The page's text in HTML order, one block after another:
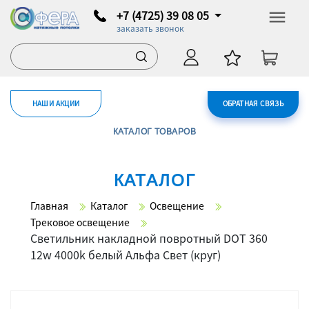
+7 (4725) 39 08 05
заказать звонок
ОБРАТНАЯ СВЯЗЬ
НАШИ АКЦИИ
КАТАЛОГ ТОВАРОВ
КАТАЛОГ
Главная Каталог
Освещение
Трековое освещение
Светильник накладной повротный DOT 360
12w 4000k белый Альфа Свет (круг)